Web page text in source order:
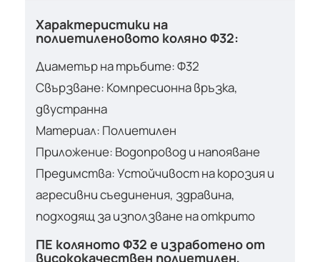
Характеристики на
полиетиленовото коляно Ф32:
Диаметър на тръбите: Ф32
Свързване: Компресионна връзка,
двустранна
Материал: Полиетилен
Приложение: Водопровод и напояване
Предимства: Устойчивост на корозия и
агресивни съединения, здравина,
подходящ за използване на открито
ПЕ коляното Ф32 е изработено от
висококачествен полиетилен,